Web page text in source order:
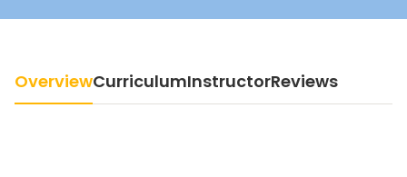
OverviewCurriculumInstructorReviews